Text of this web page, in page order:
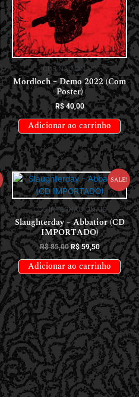
CDS NACIONAIS
Mordloch – Demo 2022 (Com
Poster)
R$40,00
Adicionar ao carrinho
Sale!
CDS INTERNACIONAIS
Slaughterday – Abbatior (CD
IMPORTADO)
R$85,00 R$59,50
Adicionar ao carrinho